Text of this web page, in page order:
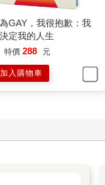
GAY，我很抱歉：我
定我的人生
特價 288 元
加入購物車